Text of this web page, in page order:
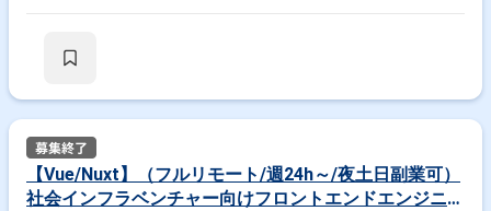
ト例＞ ◎装置構成ツール ◎配置設計ツール ◎工事計画ツール ◎CADデジ
ための技術リサーチ ・アーキテクチャ設計と実装 ・チーム開発を可能と
するタスク作成とリソース分配 ＜開発環境＞ ・技術 react / vue,
typescript, aws(amplify) ・業務環境 github, clickup, figma, notion, slack
＜プロダクト開発体制＞ ・プロダクトマネージャー ・ドメインプロフェ
【Vue/Nuxt】（フルリモート/週24h～/夜土日副業可）
社会インフラベンチャー向けフロントエンドエンジニア